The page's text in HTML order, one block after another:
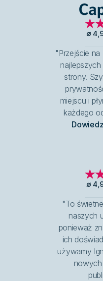
∅
"Przejście na
strony.
miejscu i
każdego
∅
"To
naszych
ponieważ
ich
używamy